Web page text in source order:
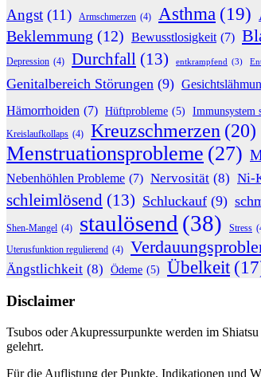
Angst (11) Armschmerzen (4) Asthma (19)
Beklemmung (12) Bewusstlosigkeit (7)
Depression (4) Durchfall (13) entkrampfend (3)
Genitalbereich Störungen (9)
Hämorrhoiden (7) Hüftprobleme (5) Immunsystem
Kreislaufkollaps (4) Kreuzschmerzen (20)
Menstruationsprobleme (27)
Nebenhöhlen Probleme (7) Nervosität (8) Ni-
schleimlösend (13) Schluckauf (9)
Shen-Mangel (4) staulösend (38) Stress
Uterusfunktion regulierend (4)
Ängstlichkeit (8) Ödeme (5) Übelkeit
Disclaimer
Tsubos oder Akupressurpunkte werden im
gelehrt.
Für die Auflistung der Punkte, Indikationen und